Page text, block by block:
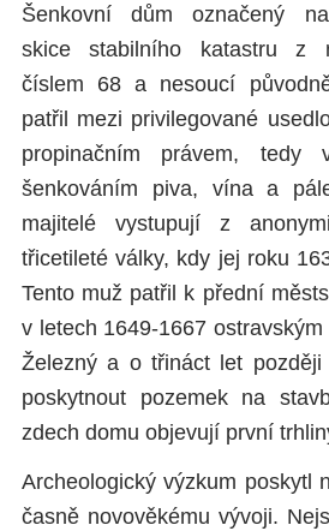
Šenkovní dům označený
skice stabilního katastru z
číslem 68 a nesoucí
patřil mezi privilegované
propinačním právem, tedy
šenkováním piva, vína a
majitelé vystupují z
třicetileté války, kdy jej roku
Tento muž patřil k přední
v letech 1649-1667
Železný a o třináct let
poskytnout pozemek na
zdech domu objevují první
Archeologický výzkum poskytl
časně novověkému vývoji.